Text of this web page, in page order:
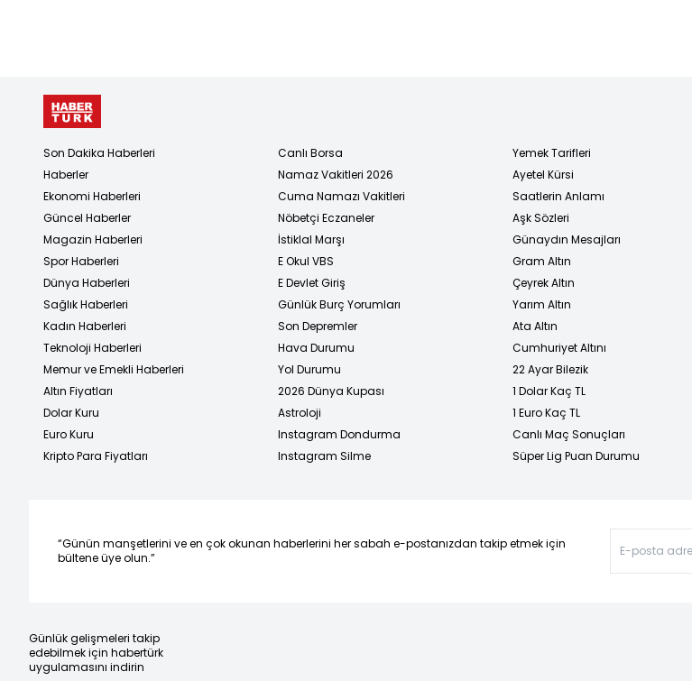
Son Dakika Haberleri
Haberler
Ekonomi Haberleri
Güncel Haberler
Magazin Haberleri
Spor Haberleri
Dünya Haberleri
Sağlık Haberleri
Kadın Haberleri
Teknoloji Haberleri
Memur ve Emekli Haberleri
Altın Fiyatları
Dolar Kuru
Euro Kuru
Kripto Para Fiyatları
Canlı Borsa
Namaz Vakitleri 2026
Cuma Namazı Vakitleri
Nöbetçi Eczaneler
İstiklal Marşı
E Okul VBS
E Devlet Giriş
Günlük Burç Yorumları
Son Depremler
Hava Durumu
Yol Durumu
2026 Dünya Kupası
Astroloji
Instagram Dondurma
Instagram Silme
Yemek Tarifleri
Ayetel Kürsi
Saatlerin Anlamı
Aşk Sözleri
Günaydın Mesajları
Gram Altın
Çeyrek Altın
Yarım Altın
Ata Altın
Cumhuriyet Altını
22 Ayar Bilezik
1 Dolar Kaç TL
1 Euro Kaç TL
Canlı Maç Sonuçları
Süper Lig Puan Durumu
“Günün manşetlerini ve en çok okunan haberlerini her sabah e-postanızdan takip etmek için
bültene üye olun.”
Günlük gelişmeleri takip
edebilmek için habertürk
uygulamasını indirin